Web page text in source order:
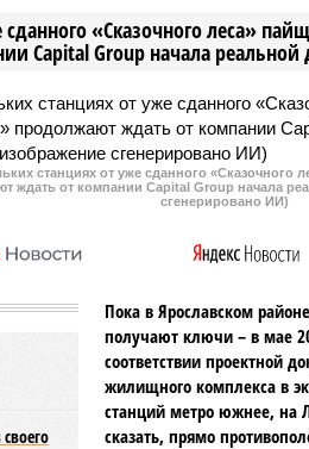
сданного «Сказочного леса»
Capital Group начала реальной
станциях от уже сданного «Сказочного
ждать от компании Capital Group начала
сгенерировано ИИ)
Пока в Ярославском
получают ключи – в мае
соответствии проектной
жилищного комплекса в
станций метро южнее, на
сказать, прямо